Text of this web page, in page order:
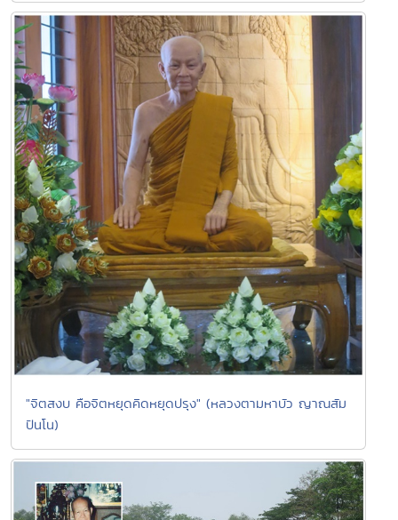
"จิตสงบ คือจิตหยุดคิดหยุดปรุง" (หลวงตามหาบัว ญาณสัม
ปันโน)